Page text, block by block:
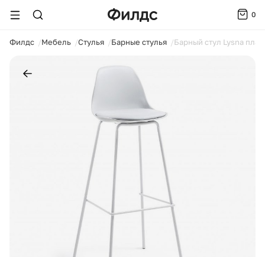
0
Филдс Мебель Стулья Барные стулья Барный стул Lysna